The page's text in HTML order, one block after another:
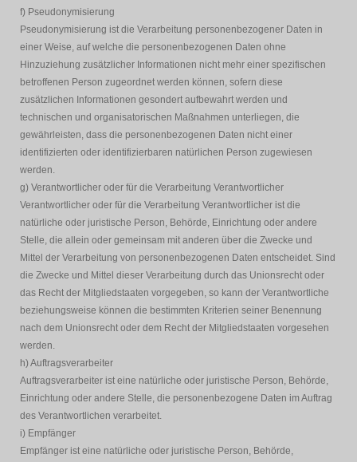
f) Pseudonymisierung
Pseudonymisierung ist die Verarbeitung personenbezogener Daten in
einer Weise, auf welche die personenbezogenen Daten ohne
Hinzuziehung zusätzlicher Informationen nicht mehr einer spezifischen
betroffenen Person zugeordnet werden können, sofern diese
zusätzlichen Informationen gesondert aufbewahrt werden und
technischen und organisatorischen Maßnahmen unterliegen, die
gewährleisten, dass die personenbezogenen Daten nicht einer
identifizierten oder identifizierbaren natürlichen Person zugewiesen
werden.
g) Verantwortlicher oder für die Verarbeitung Verantwortlicher
Verantwortlicher oder für die Verarbeitung Verantwortlicher ist die
natürliche oder juristische Person, Behörde, Einrichtung oder andere
Stelle, die allein oder gemeinsam mit anderen über die Zwecke und
Mittel der Verarbeitung von personenbezogenen Daten entscheidet. Sind
die Zwecke und Mittel dieser Verarbeitung durch das Unionsrecht oder
das Recht der Mitgliedstaaten vorgegeben, so kann der Verantwortliche
beziehungsweise können die bestimmten Kriterien seiner Benennung
nach dem Unionsrecht oder dem Recht der Mitgliedstaaten vorgesehen
werden.
h) Auftragsverarbeiter
Auftragsverarbeiter ist eine natürliche oder juristische Person, Behörde,
Einrichtung oder andere Stelle, die personenbezogene Daten im Auftrag
des Verantwortlichen verarbeitet.
i) Empfänger
Empfänger ist eine natürliche oder juristische Person, Behörde,